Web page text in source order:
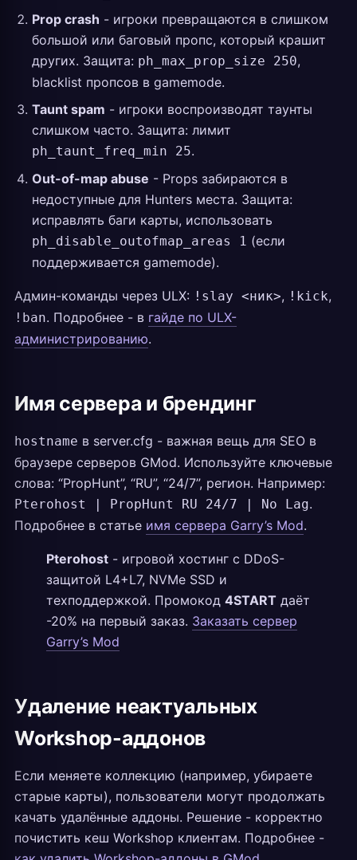
Prop crash - игроки превращаются в слишком
большой или баговый пропс, который крашит
других. Защита: ph_max_prop_size 250,
blacklist пропсов в gamemode.
Taunt spam - игроки воспроизводят таунты
слишком часто. Защита: лимит
ph_taunt_freq_min 25.
Out-of-map abuse - Props забираются в
недоступные для Hunters места. Защита:
исправлять баги карты, использовать
ph_disable_outofmap_areas 1 (если
поддерживается gamemode).
Админ-команды через ULX: !slay <ник>, !kick,
!ban. Подробнее - в гайде по ULX-
администрированию.
Имя сервера и брендинг
hostname в server.cfg - важная вещь для SEO в
браузере серверов GMod. Используйте ключевые
слова: “PropHunt”, “RU”, “24/7”, регион. Например:
Pterohost | PropHunt RU 24/7 | No Lag.
Подробнее в статье имя сервера Garry’s Mod.
Pterohost - игровой хостинг с DDoS-
защитой L4+L7, NVMe SSD и
техподдержкой. Промокод 4START даёт
-20% на первый заказ. Заказать сервер
Garry’s Mod
Удаление неактуальных
Workshop-аддонов
Если меняете коллекцию (например, убираете
старые карты), пользователи могут продолжать
качать удалённые аддоны. Решение - корректно
почистить кеш Workshop клиентам. Подробнее -